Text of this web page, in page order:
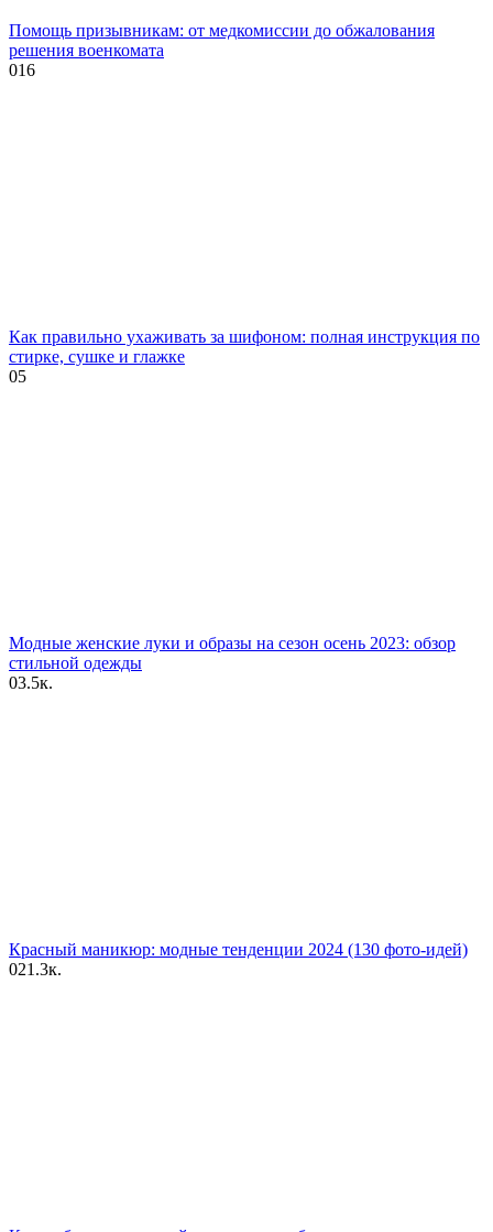
Помощь призывникам: от медкомиссии до обжалования
решения военкомата
016
Как правильно ухаживать за шифоном: полная инструкция по
стирке, сушке и глажке
05
Модные женские луки и образы на сезон осень 2023: обзор
стильной одежды
03.5к.
Красный маникюр: модные тенденции 2024 (130 фото-идей)
021.3к.